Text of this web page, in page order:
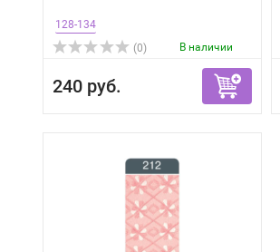
128-134
(0)
В наличии
240 руб.